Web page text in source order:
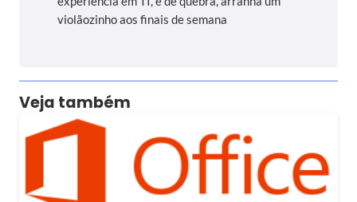
violãozinho aos finais de semana
Veja também